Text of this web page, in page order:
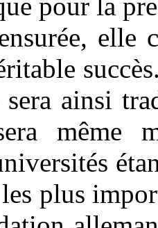
elle
ainsi
même
plus